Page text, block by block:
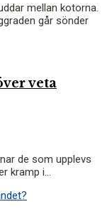
mellan kotorna.
går sönder
veta
de som upplevs
kramp i...